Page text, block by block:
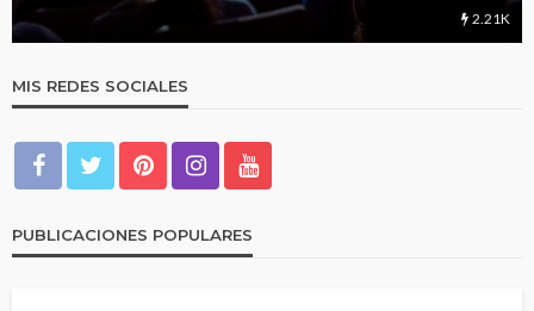
2.21K
MIS REDES SOCIALES
PUBLICACIONES POPULARES